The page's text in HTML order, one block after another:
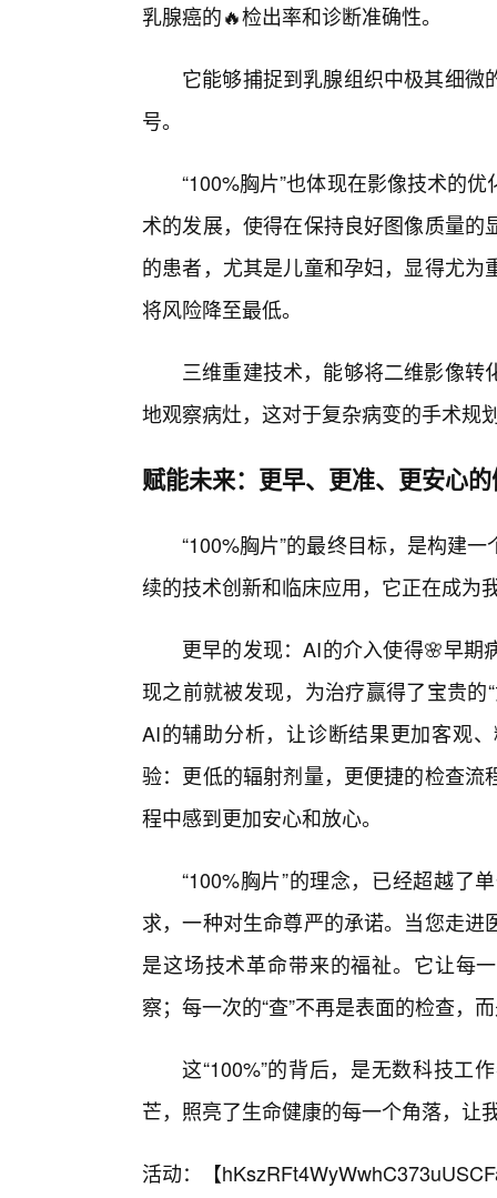
乳腺癌的🔥检出率和诊断准确性。
它能够捕捉到乳腺组织中极其细
号。
“100%胸片”也体现在影像技术的
术的发展，使得在保持良好图像质量
的患者，尤其是儿童和孕妇，显得尤
将风险降至最低。
三维重建技术，能够将二维影像
地观察病灶，这对于复杂病变的手术规
赋能未来：更早、更准、更安心
“100%胸片”的最终目标，是构建
续的技术创新和临床应用，它正在成为
更早的发现：AI的介入使得🌸早期
现之前就被发现，为治疗赢得了宝贵
AI的辅助分析，让诊断结果更加客观
验：更低的辐射剂量，更便捷的检查
程中感到更加安心和放心。
“100%胸片”的理念，已经超越了
求，一种对生命尊严的承诺。当您走
是这场技术革命带来的福祉。它让每
察；每一次的“查”不再是表面的检查，
这“100%”的背后，是无数科技工
芒，照亮了生命健康的每一个角落，让
活动：【